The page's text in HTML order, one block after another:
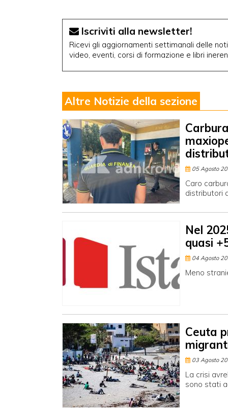
Iscriviti alla newsletter!
Ricevi gli aggiornamenti settimanali delle
video, eventi, corsi di formazione e libri
Altre Notizie della sezione
05 Agosto
Caro
distributori
Nel
quasi
04 Agosto
Meno
Ceuta
03 Agosto
La crisi
sono stati